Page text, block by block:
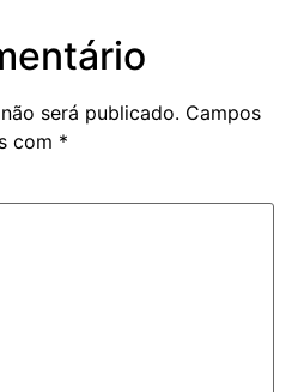
será publicado. Campos
com *